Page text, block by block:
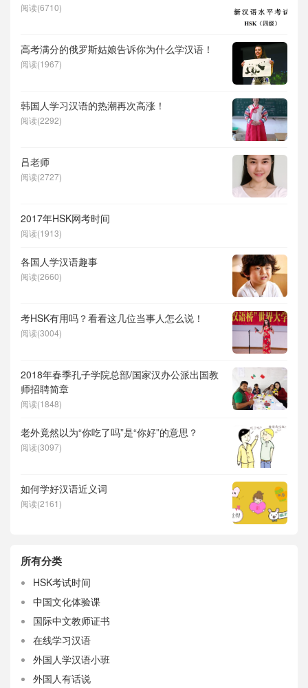
阅读(6710)
高考满分的俄罗斯姑娘告诉你为什么学汉语！
阅读(1967)
韩国人学习汉语的热潮再次高涨！
阅读(2292)
吕老师
阅读(2727)
2017年HSK网考时间
阅读(1913)
各国人学汉语趣事
阅读(2660)
考HSK有用吗？看看这几位当事人怎么说！
阅读(3004)
2018年春季孔子学院总部/国家汉办公派出国教
师招聘简章
阅读(1848)
老外竟然以为“你吃了吗”是“你好”的意思？
阅读(3097)
如何学好汉语近义词
阅读(2161)
所有分类
HSK考试时间
中国文化体验课
国际中文教师证书
在线学习汉语
外国人学汉语小班
外国人有话说